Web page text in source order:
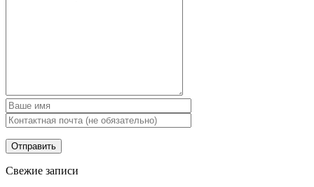
Свежие записи